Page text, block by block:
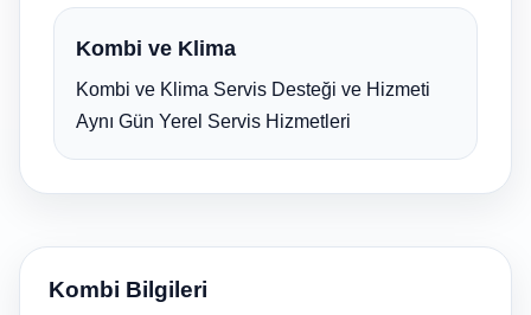
Kombi ve Klima
Kombi ve Klima Servis Desteği ve Hizmeti
Aynı Gün Yerel Servis Hizmetleri
Kombi Bilgileri